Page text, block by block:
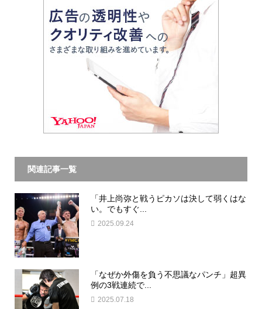
関連記事一覧
「井上尚弥と戦うピカソは決して弱くはな
い。でもすぐ...
2025.09.24
「なぜか外傷を負う不思議なパンチ」超異
例の3戦連続で...
2025.07.18